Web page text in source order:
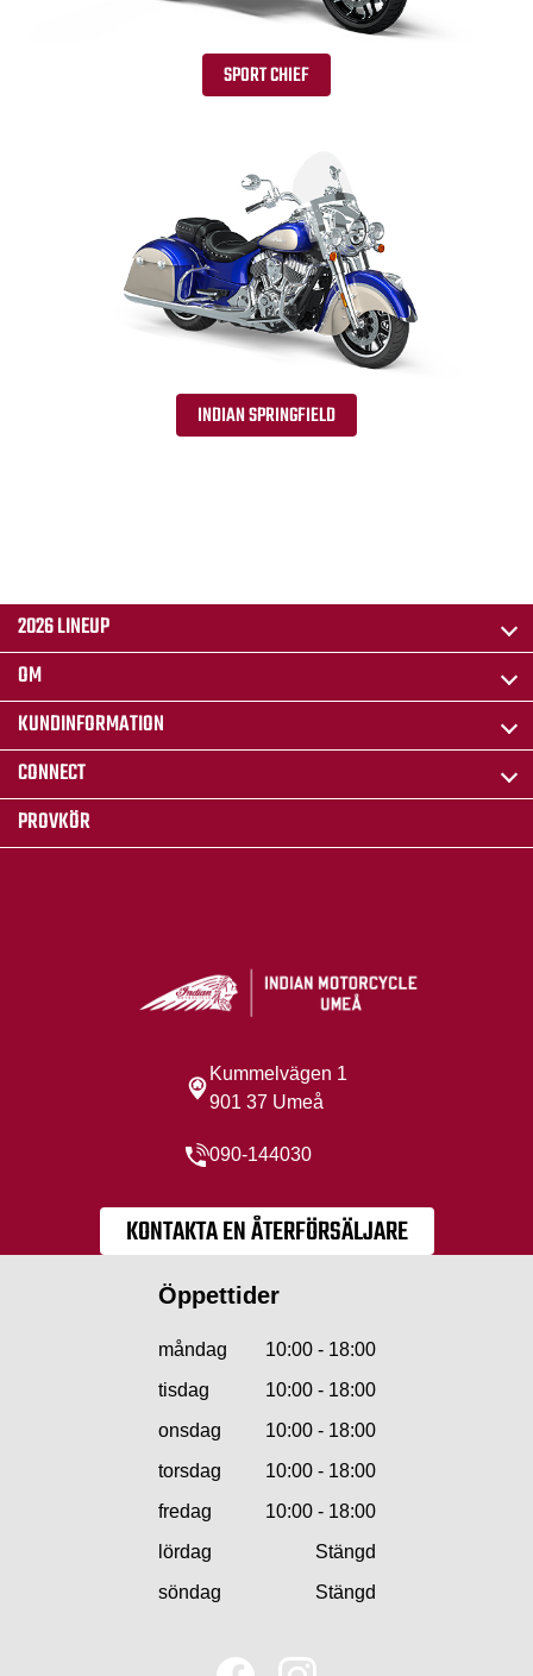
SPORT CHIEF
INDIAN SPRINGFIELD
2026 LINEUP
OM
KUNDINFORMATION
CONNECT
PROVKÖR
Kummelvägen 1
901 37 Umeå
090-144030
KONTAKTA EN ÅTERFÖRSÄLJARE
Öppettider
måndag
10:00 - 18:00
tisdag
10:00 - 18:00
onsdag
10:00 - 18:00
torsdag
10:00 - 18:00
fredag
10:00 - 18:00
lördag
Stängd
söndag
Stängd